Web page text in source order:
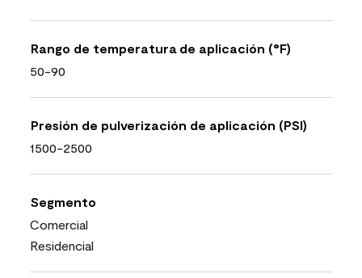
Rango de temperatura de aplicación (°F)
50-90
Presión de pulverización de aplicación (PSI)
1500-2500
Segmento
Comercial
Residencial